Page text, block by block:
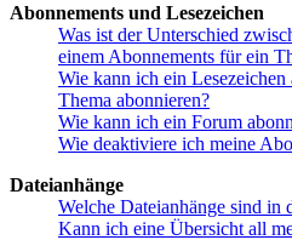
Abonnements und Lesezeichen
Was ist der Unterschied
einem Abonnements für ein
Wie kann ich ein
Thema abonnieren?
Wie kann ich ein Forum
Wie deaktiviere ich meine
Dateianhänge
Welche Dateianhänge sind in
Kann ich eine Übersicht all